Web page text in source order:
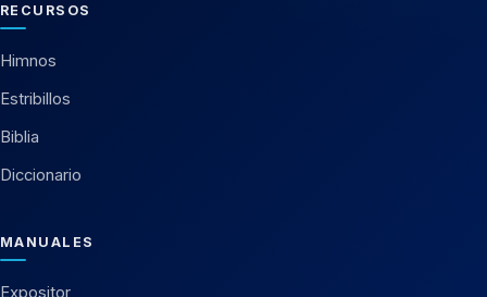
RECURSOS
Himnos
Estribillos
Biblia
Diccionario
MANUALES
Expositor